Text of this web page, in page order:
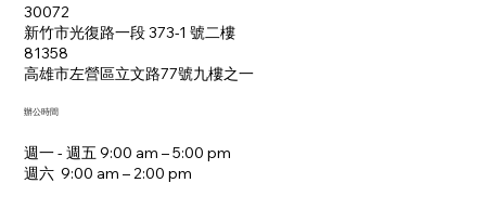
30072
新竹市光復路一段 373-1 號二樓
81358
​高雄市左營區立文路77號九樓之一
週一 - 週五 9:00 am – 5:00 pm
週六 9:00 am – 2:00 pm​
辦公時間